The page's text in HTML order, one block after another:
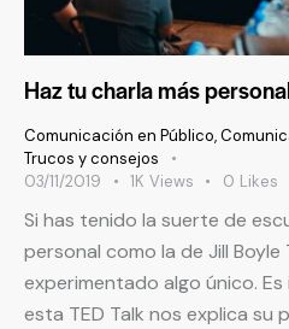
Haz tu charla más
Comunicación en Público,
Trucos y consejos
03/11/2019
1K Views 0 Likes
Si has tenido la suerte de
personal como la de Jill Boyle
experimentado algo único.
esta TED Talk nos explica su